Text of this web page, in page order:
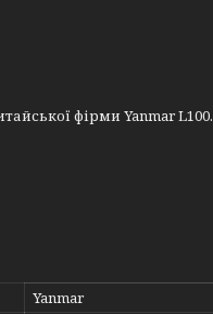
фірми Yanmar L100.
Yanmar